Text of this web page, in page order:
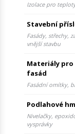
Izolace pro
Stavební
Fasády, střechy,
vnější stavbu
Materiály
fasád
Fasádní omítky,
Podlahové
Nivelačky,
vysprávky